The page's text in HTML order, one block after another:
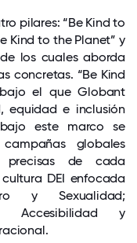
pilares: “Be Kind to
Kind to the Planet” y
los cuales aborda
concretas. “Be Kind
bajo el que Globant
equidad e inclusión
bajo este marco se
globales
precisas de cada
DEI enfocada
y Sexualidad;
Accesibilidad y